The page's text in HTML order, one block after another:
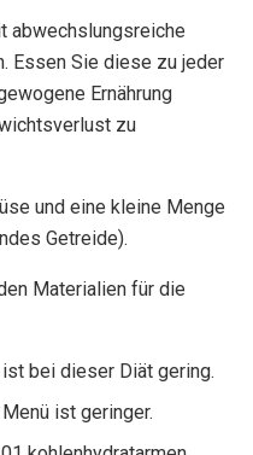
abwechslungsreiche
Essen Sie diese zu jeder
Ernährung
zu
und eine kleine Menge
Getreide).
Materialien für die
bei dieser Diät gering.
ist geringer.